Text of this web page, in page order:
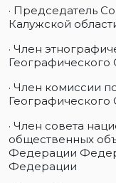
· Председатель
Калужской
· Член
· Член комиссии
· Член совета
общественных
Федерации
Федерации